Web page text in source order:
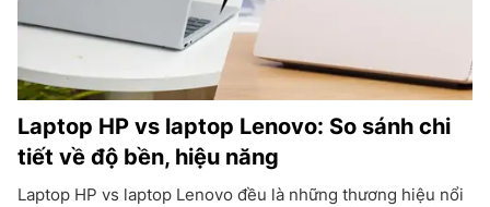
Laptop HP vs laptop Lenovo: So sánh chi
tiết về độ bền, hiệu năng
Laptop HP vs laptop Lenovo đều là những thương hiệu nổi